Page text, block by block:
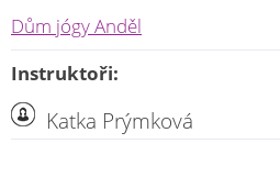
Dům jógy Anděl
Instruktoři:
Katka Prýmková